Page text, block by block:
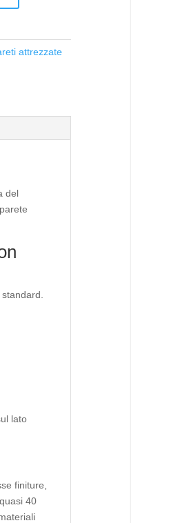
attrezzate
del
lato
finiture,
40